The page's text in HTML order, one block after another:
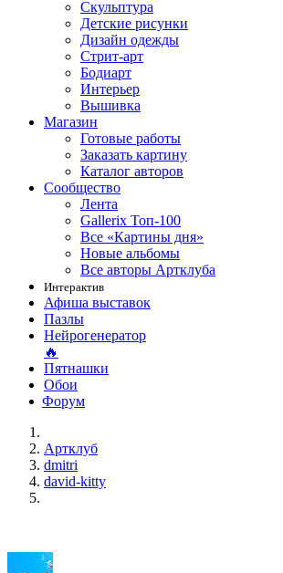
Скульптура
Детские рисунки
Дизайн одежды
Стрит-арт
Бодиарт
Интерьер
Вышивка
Магазин
Готовые работы
Заказать картину
Каталог авторов
Сообщество
Лента
Gallerix Топ-100
Все «Картины дня»
Новые альбомы
Все авторы Артклуба
Интерактив
Афиша выставок
Пазлы
Нейрогенератор
🔥
Пятнашки
Обои
Форум
Артклуб
dmitri
david-kitty